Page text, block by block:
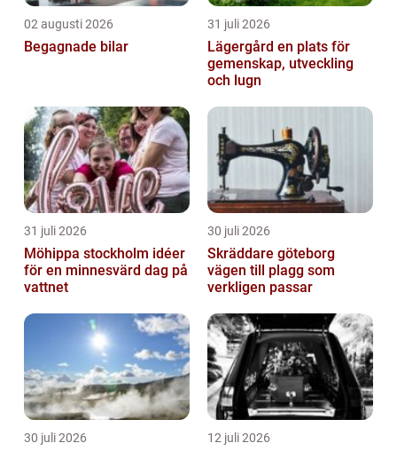
02 augusti 2026
Begagnade bilar
31 juli 2026
Lägergård en plats för
gemenskap, utveckling
och lugn
31 juli 2026
Möhippa stockholm idéer
för en minnesvärd dag på
vattnet
30 juli 2026
Skräddare göteborg
vägen till plagg som
verkligen passar
30 juli 2026 12 juli 2026